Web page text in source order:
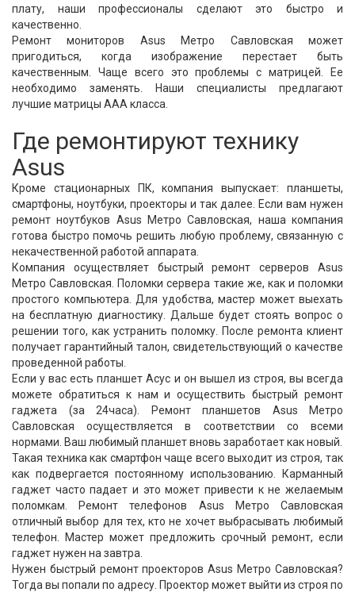
плату, наши профессионалы сделают это быстро и
качественно.
Ремонт мониторов Asus Метро Савловская может
пригодиться, когда изображение перестает быть
качественным. Чаще всего это проблемы с матрицей. Ее
необходимо заменять. Наши специалисты предлагают
лучшие матрицы ААА класса.
Где ремонтируют технику
Asus
Кроме стационарных ПК, компания выпускает: планшеты,
смартфоны, ноутбуки, проекторы и так далее. Если вам нужен
ремонт ноутбуков Asus Метро Савловская, наша компания
готова быстро помочь решить любую проблему, связанную с
некачественной работой аппарата.
Компания осуществляет быстрый ремонт серверов Asus
Метро Савловская. Поломки сервера такие же, как и поломки
простого компьютера. Для удобства, мастер может выехать
на бесплатную диагностику. Дальше будет стоять вопрос о
решении того, как устранить поломку. После ремонта клиент
получает гарантийный талон, свидетельствующий о качестве
проведенной работы.
Если у вас есть планшет Асус и он вышел из строя, вы всегда
можете обратиться к нам и осуществить быстрый ремонт
гаджета (за 24часа). Ремонт планшетов Asus Метро
Савловская осуществляется в соответствии со всеми
нормами. Ваш любимый планшет вновь заработает как новый.
Такая техника как смартфон чаще всего выходит из строя, так
как подвергается постоянному использованию. Карманный
гаджет часто падает и это может привести к не желаемым
поломкам. Ремонт телефонов Asus Метро Савловская
отличный выбор для тех, кто не хочет выбрасывать любимый
телефон. Мастер может предложить срочный ремонт, если
гаджет нужен на завтра.
Нужен быстрый ремонт проекторов Asus Метро Савловская?
Тогда вы попали по адресу. Проектор может выйти из строя по